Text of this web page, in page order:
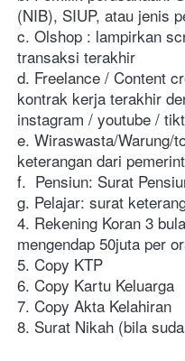
(NIB), SIUP, atau jenis
c. Olshop : lampirkan
transaksi terakhir
d. Freelance / Content
kontrak kerja terakhir
instagram / youtube /
e. Wiraswasta/Warung/
keterangan dari
f.  Pensiun: Surat
g. Pelajar: surat
4. Rekening Koran 3
mengendap 50juta per
5. Copy KTP
6. Copy Kartu Keluarga
7. Copy Akta Kelahiran
8. Surat Nikah (bila